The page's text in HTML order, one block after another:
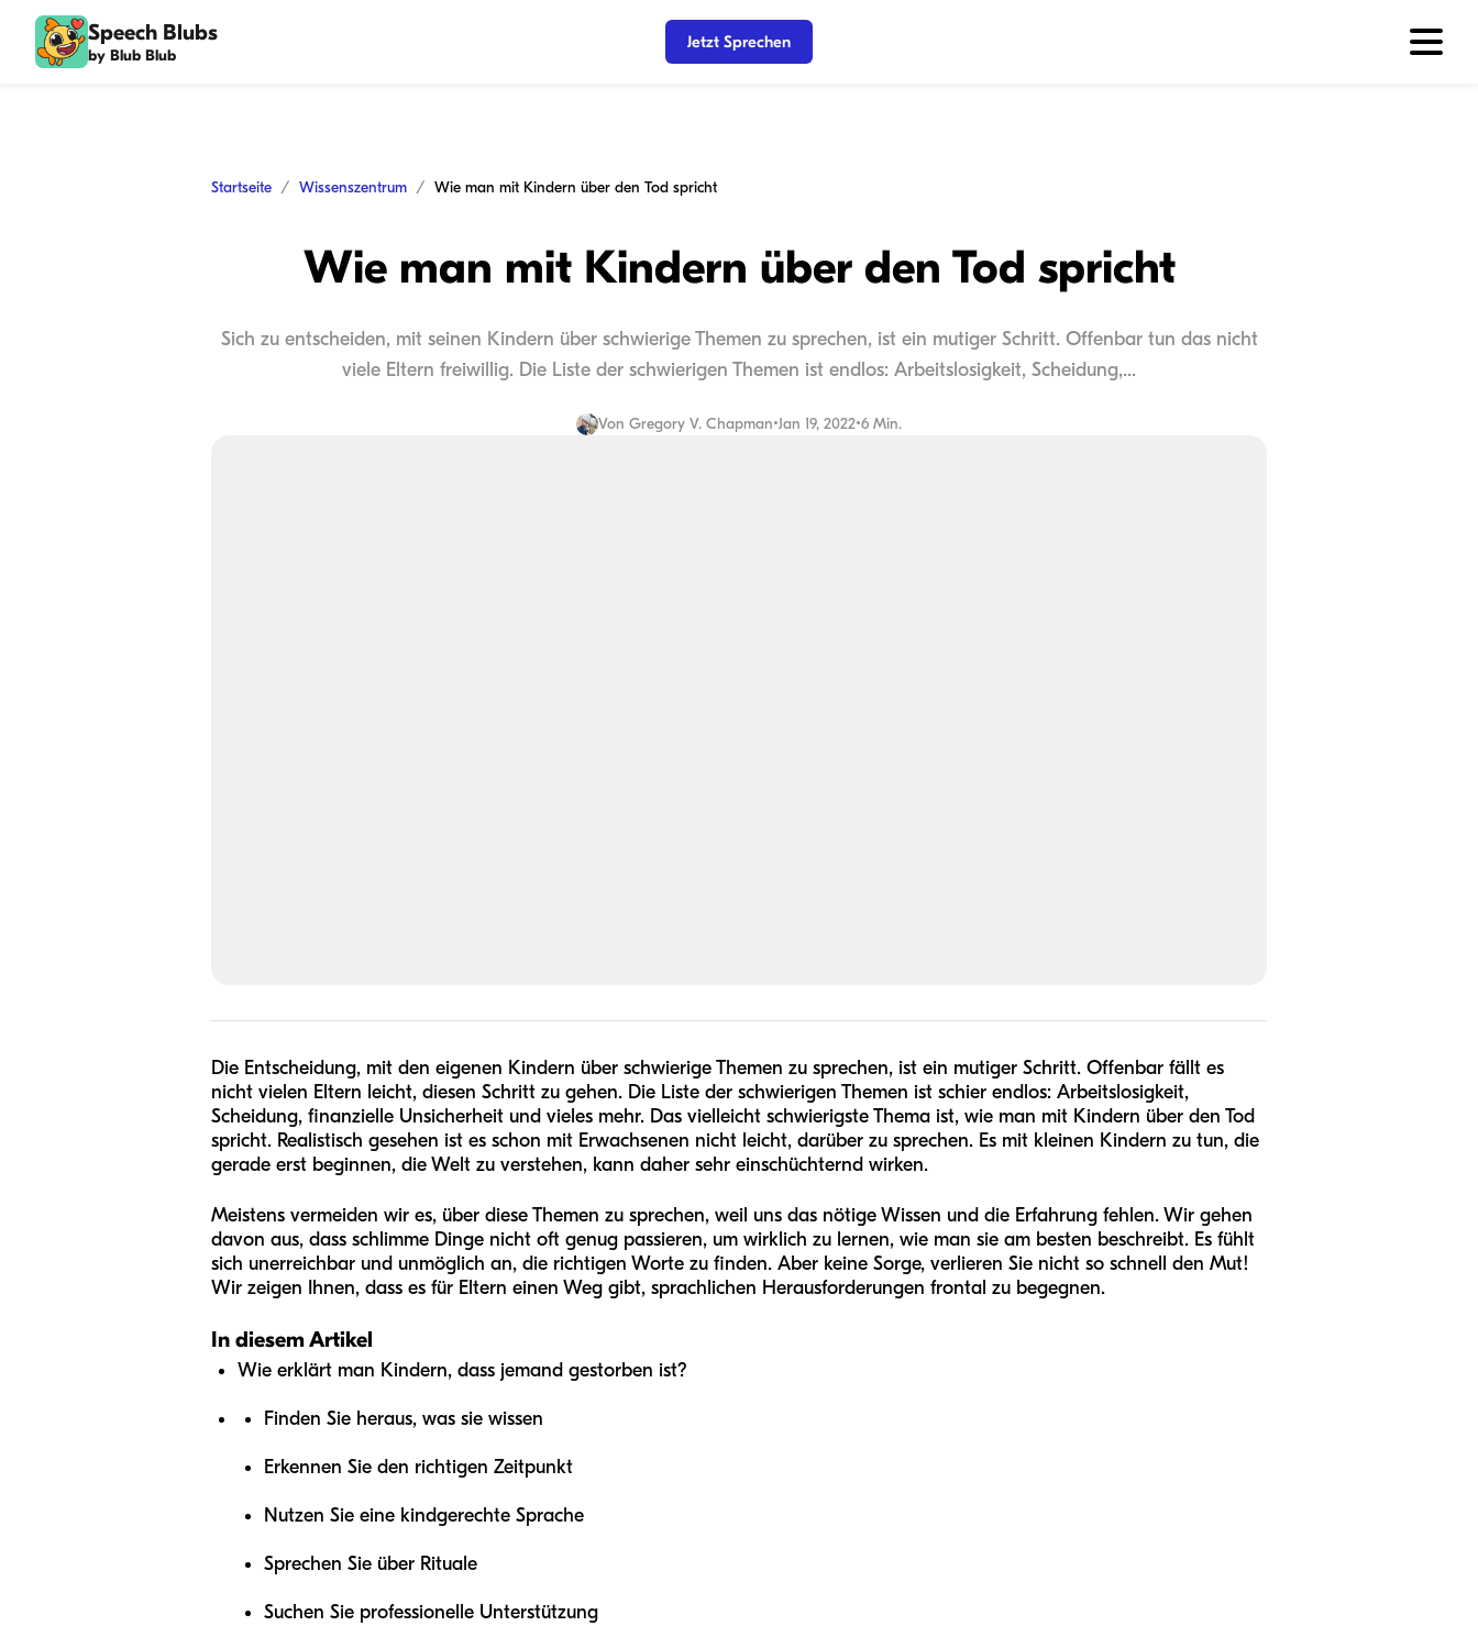
Speech Blubs
by Blub Blub
Jetzt Sprechen
Startseite Wissenszentrum Wie man mit Kindern über den Tod spricht
Wie man mit Kindern über den Tod spricht
Sich zu entscheiden, mit seinen Kindern über schwierige Themen zu sprechen, ist ein mutiger Schritt. Offenbar tun das nicht
viele Eltern freiwillig. Die Liste der schwierigen Themen ist endlos: Arbeitslosigkeit, Scheidung,...
Von Gregory V. Chapman•Jan 19, 2022•6 Min.
Die Entscheidung, mit den eigenen Kindern über schwierige Themen zu sprechen, ist ein mutiger Schritt. Offenbar fällt es
nicht vielen Eltern leicht, diesen Schritt zu gehen. Die Liste der schwierigen Themen ist schier endlos: Arbeitslosigkeit,
Scheidung, finanzielle Unsicherheit und vieles mehr. Das vielleicht schwierigste Thema ist, wie man mit Kindern über den Tod
spricht. Realistisch gesehen ist es schon mit Erwachsenen nicht leicht, darüber zu sprechen. Es mit kleinen Kindern zu tun, die
gerade erst beginnen, die Welt zu verstehen, kann daher sehr einschüchternd wirken.
Meistens vermeiden wir es, über diese Themen zu sprechen, weil uns das nötige Wissen und die Erfahrung fehlen. Wir gehen
davon aus, dass schlimme Dinge nicht oft genug passieren, um wirklich zu lernen, wie man sie am besten beschreibt. Es fühlt
sich unerreichbar und unmöglich an, die richtigen Worte zu finden. Aber keine Sorge, verlieren Sie nicht so schnell den Mut!
Wir zeigen Ihnen, dass es für Eltern einen Weg gibt, sprachlichen Herausforderungen frontal zu begegnen.
In diesem Artikel
Wie erklärt man Kindern, dass jemand gestorben ist?
Finden Sie heraus, was sie wissen
Erkennen Sie den richtigen Zeitpunkt
Nutzen Sie eine kindgerechte Sprache
Sprechen Sie über Rituale
Suchen Sie professionelle Unterstützung